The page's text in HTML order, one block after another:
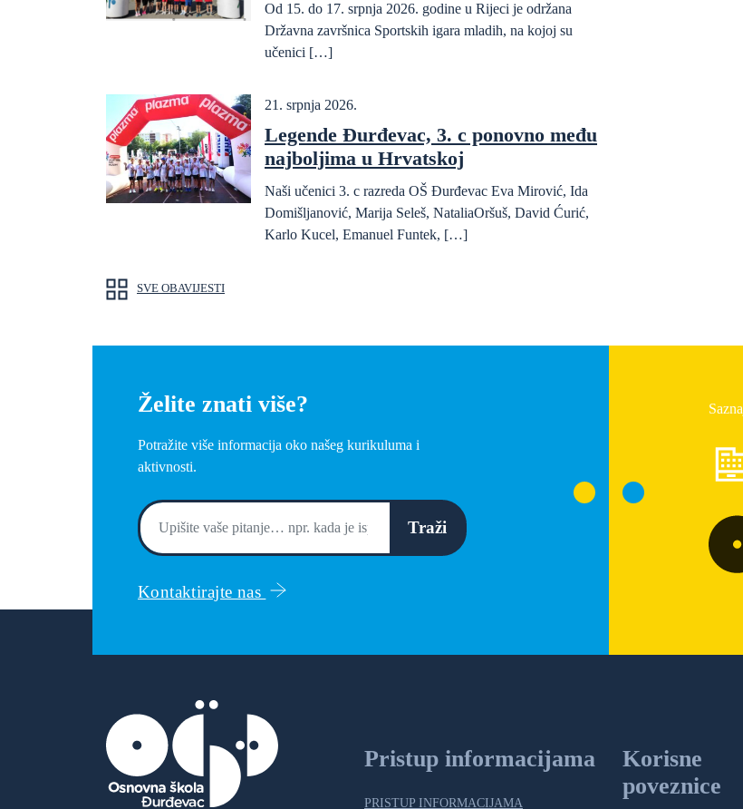
Od 15. do 17. srpnja 2026. godine u Rijeci je održana
Državna završnica Sportskih igara mladih, na kojoj su
učenici […]
21. srpnja 2026.
Legende Đurđevac, 3. c ponovno među
najboljima u Hrvatskoj
Naši učenici 3. c razreda OŠ Đurđevac Eva Mirović, Ida
Domišljanović, Marija Seleš, NataliaOršuš, David Ćurić,
Karlo Kucel, Emanuel Funtek, […]
SVE OBAVIJESTI
Želite znati više?
Potražite više informacija oko našeg kurikuluma i
aktivnosti.
Traži
Kontaktirajte nas
Pristup informacijama
PRISTUP INFORMACIJAMA
Korisne
poveznice